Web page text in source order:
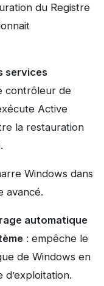
du Registre
services
contrôleur de
Active
la restauration
Windows dans
avancé.
automatique
: empêche le
de Windows en
d’exploitation.